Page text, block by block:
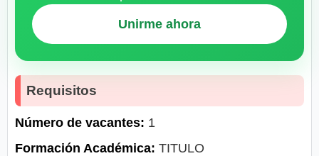
Unirme ahora
Requisitos
Número de vacantes: 1
Formación Académica: TITULO